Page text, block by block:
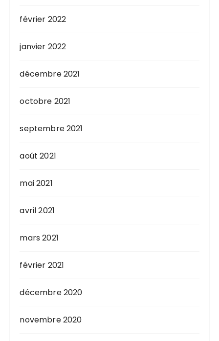
février 2022
janvier 2022
décembre 2021
octobre 2021
septembre 2021
août 2021
mai 2021
avril 2021
mars 2021
février 2021
décembre 2020
novembre 2020